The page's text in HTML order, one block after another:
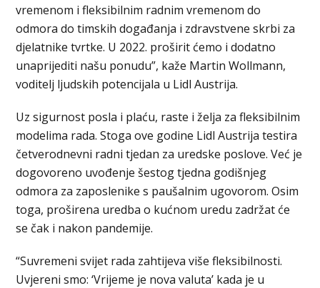
vremenom i fleksibilnim radnim vremenom do
odmora do timskih događanja i zdravstvene skrbi za
djelatnike tvrtke. U 2022. proširit ćemo i dodatno
unaprijediti našu ponudu”, kaže Martin Wollmann,
voditelj ljudskih potencijala u Lidl Austrija.
Uz sigurnost posla i plaću, raste i želja za fleksibilnim
modelima rada. Stoga ove godine Lidl Austrija testira
četverodnevni radni tjedan za uredske poslove. Već je
dogovoreno uvođenje šestog tjedna godišnjeg
odmora za zaposlenike s paušalnim ugovorom. Osim
toga, proširena uredba o kućnom uredu zadržat će
se čak i nakon pandemije.
“Suvremeni svijet rada zahtijeva više fleksibilnosti.
Uvjereni smo: ‘Vrijeme je nova valuta’ kada je u